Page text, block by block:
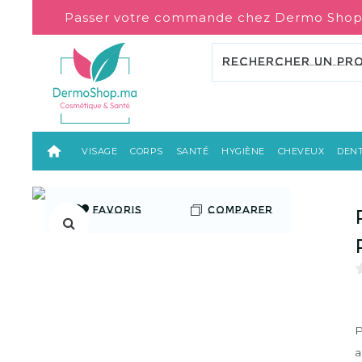
Passer votre commande chez Dermo
VISAGE CORPS SANTÉ HYGIÈNE CHEVEUX
FAVORIS COMPARER